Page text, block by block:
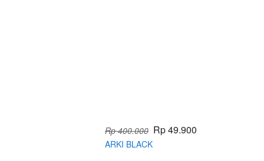
Rp 400.000 Rp 49.900
ARKI BLACK